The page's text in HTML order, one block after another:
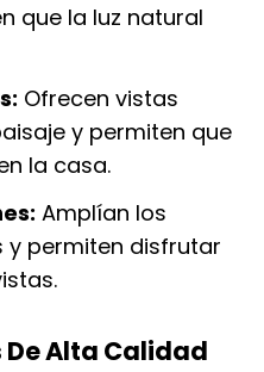
que la luz natural
Ofrecen vistas
y permiten que
la casa.
Amplían los
y permiten disfrutar
Alta Calidad